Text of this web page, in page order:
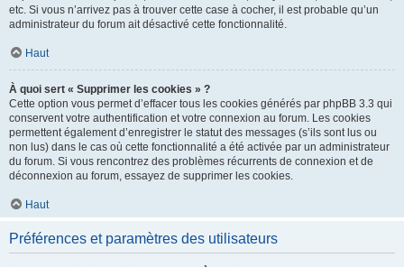
etc. Si vous n’arrivez pas à trouver cette case à cocher, il est probable qu’un
administrateur du forum ait désactivé cette fonctionnalité.
Haut
À quoi sert « Supprimer les cookies » ?
Cette option vous permet d’effacer tous les cookies générés par phpBB 3.3 qui
conservent votre authentification et votre connexion au forum. Les cookies
permettent également d’enregistrer le statut des messages (s’ils sont lus ou
non lus) dans le cas où cette fonctionnalité a été activée par un administrateur
du forum. Si vous rencontrez des problèmes récurrents de connexion et de
déconnexion au forum, essayez de supprimer les cookies.
Haut
Préférences et paramètres des utilisateurs